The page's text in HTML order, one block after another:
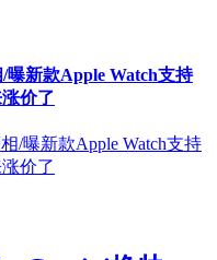
曝新款Apple Watch支持
价了